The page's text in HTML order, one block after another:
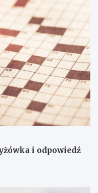
i odpowiedź